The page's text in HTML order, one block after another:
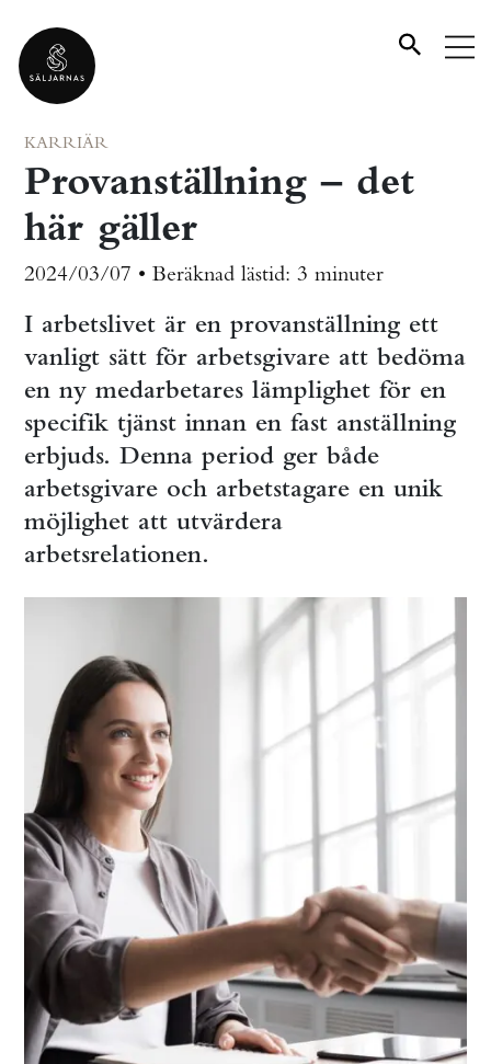
KARRIÄR
Provanställning – det
här gäller
2024/03/07 • Beräknad lästid: 3 minuter
I arbetslivet är en provanställning ett
vanligt sätt för arbetsgivare att bedöma
en ny medarbetares lämplighet för en
specifik tjänst innan en fast anställning
erbjuds. Denna period ger både
arbetsgivare och arbetstagare en unik
möjlighet att utvärdera
arbetsrelationen.